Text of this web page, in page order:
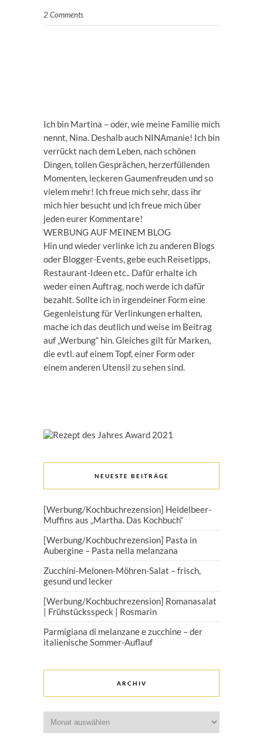
2 Comments
Ich bin Martina – oder, wie meine Familie mich
nennt, Nina. Deshalb auch NINAmanie! Ich bin
verrückt nach dem Leben, nach schönen
Dingen, tollen Gesprächen, herzerfüllenden
Momenten, leckeren Gaumenfreuden und so
vielem mehr! Ich freue mich sehr, dass ihr
mich hier besucht und ich freue mich über
jeden eurer Kommentare!
WERBUNG AUF MEINEM BLOG
Hin und wieder verlinke ich zu anderen Blogs
oder Blogger-Events, gebe euch Reisetipps,
Restaurant-Ideen etc.. Dafür erhalte ich
weder einen Auftrag, noch werde ich dafür
bezahlt. Sollte ich in irgendeiner Form eine
Gegenleistung für Verlinkungen erhalten,
mache ich das deutlich und weise im Beitrag
auf „Werbung“ hin. Gleiches gilt für Marken,
die evtl. auf einem Topf, einer Form oder
einem anderen Utensil zu sehen sind.
NEUESTE BEITRÄGE
[Werbung/Kochbuchrezension] Heidelbeer-
Muffins aus „Martha. Das Kochbuch“
[Werbung/Kochbuchrezension] Pasta in
Aubergine – Pasta nella melanzana
Zucchini-Melonen-Möhren-Salat – frisch,
gesund und lecker
[Werbung/Kochbuchrezension] Romanasalat
| Frühstücksspeck | Rosmarin
Parmigiana di melanzane e zucchine – der
italienische Sommer-Auflauf
ARCHIV